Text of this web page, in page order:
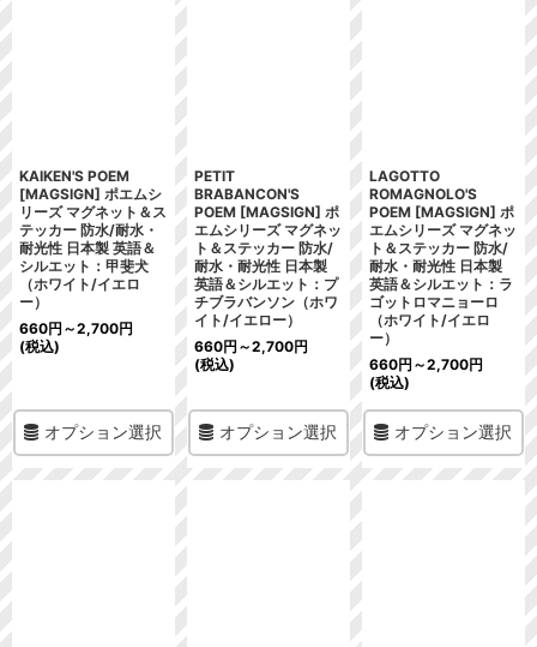
KAIKEN'S POEM
[MAGSIGN] ポエムシ
リーズ マグネット＆ス
テッカー 防水/耐水・
耐光性 日本製 英語＆
シルエット：甲斐犬
（ホワイト/イエロ
ー）
660円 ～2,700円
(税込)
オプション選択
PETIT
BRABANCON'S
POEM [MAGSIGN] ポ
エムシリーズ マグネッ
ト＆ステッカー 防水/
耐水・耐光性 日本製
英語＆シルエット：プ
チブラバンソン（ホワ
イト/イエロー）
660円 ～2,700円
(税込)
オプション選択
LAGOTTO
ROMAGNOLO'S
POEM [MAGSIGN] ポ
エムシリーズ マグネッ
ト＆ステッカー 防水/
耐水・耐光性 日本製
英語＆シルエット：ラ
ゴットロマニョーロ
（ホワイト/イエロ
ー）
660円 ～2,700円
(税込)
オプション選択